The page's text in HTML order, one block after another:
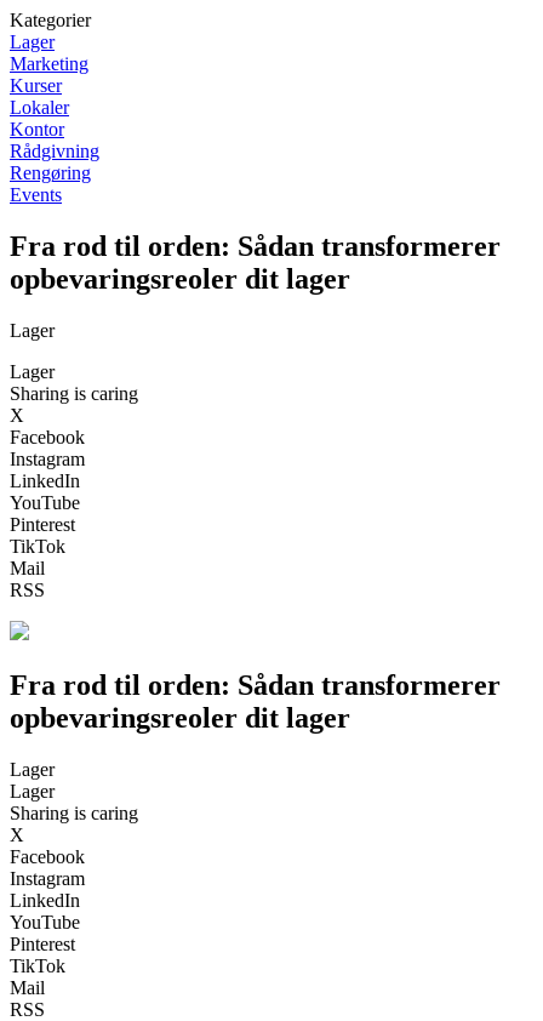
Kategorier
Lager
Marketing
Kurser
Lokaler
Kontor
Rådgivning
Rengøring
Events
Fra rod til orden: Sådan transformerer
opbevaringsreoler dit lager
Lager
Lager
Sharing is caring
X
Facebook
Instagram
LinkedIn
YouTube
Pinterest
TikTok
Mail
RSS
Fra rod til orden: Sådan transformerer
opbevaringsreoler dit lager
Lager
Lager
Sharing is caring
X
Facebook
Instagram
LinkedIn
YouTube
Pinterest
TikTok
Mail
RSS